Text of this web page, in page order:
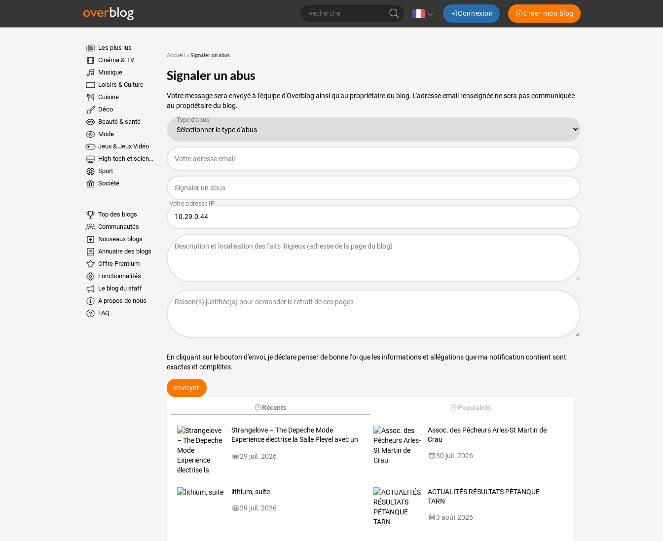
Connexion Créer mon blog
Les plus lus
Cinéma & TV
Musique
Loisirs & Culture
Cuisine
Déco
Beauté & santé
Mode
Jeux & Jeux Vidéo
High-tech et sciences
Sport
Société
Top des blogs
Communautés
Nouveaux blogs
Annuaire des blogs
Offre Premium
Fonctionnalités
Le blog du staff
A propos de nous
FAQ
Accueil » Signaler un abus
Signaler un abus
Votre message sera envoyé à l'équipe d'Overblog ainsi qu'au propriétaire du blog. L'adresse email renseignée ne sera pas communiquée
au propriétaire du blog.
En cliquant sur le bouton d'envoi, je déclare penser de bonne foi que les informations et allégations que ma notification contient sont
exactes et complètes.
envoyer
Récents Populaires
Strangelove– TheDepecheMode
Experienceélectrisela SallePleyel avecun
29 juil. 2026
Assoc. des Pêcheurs Arles-St Martin de
Crau
30 juil. 2026
lithium, suite
29 juil. 2026
ACTUALITÉS RÉSULTATS PÉTANQUE
TARN
3 août 2026